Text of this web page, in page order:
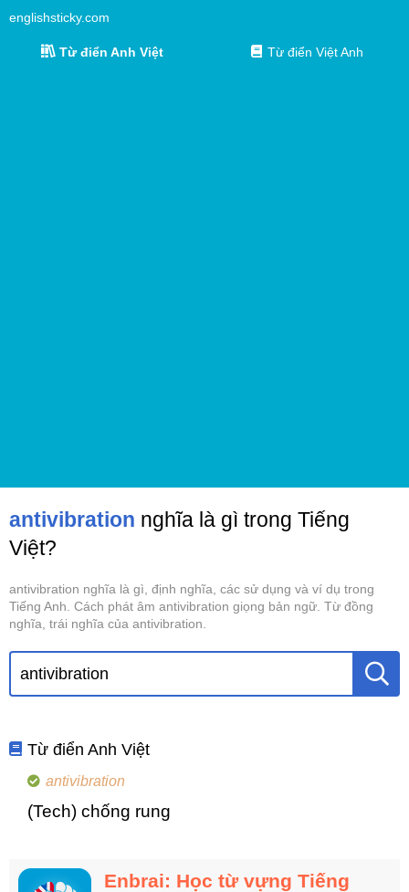
englishsticky.com
Từ điển Anh Việt Từ điển Việt Anh
antivibration nghĩa là gì trong Tiếng
Việt?
antivibration nghĩa là gì, định nghĩa, các sử dụng và ví dụ trong
Tiếng Anh. Cách phát âm antivibration giọng bản ngữ. Từ đồng
nghĩa, trái nghĩa của antivibration.
Từ điển Anh Việt
antivibration
(Tech) chống rung
Enbrai: Học từ vựng Tiếng